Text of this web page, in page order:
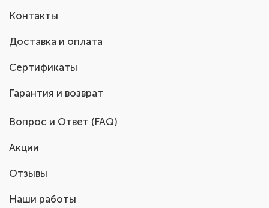
Контакты
Доставка и оплата
Сертификаты
Гарантия и возврат
Вопрос и Ответ (FAQ)
Акции
Отзывы
Наши работы